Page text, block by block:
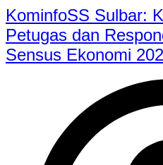
KominfoSS Sulbar:
Petugas dan
Sensus Ekonomi